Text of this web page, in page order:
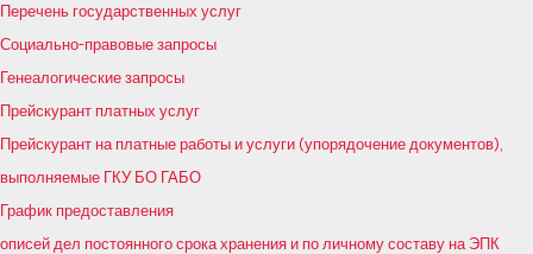
Перечень государственных услуг
Социально-правовые запросы
Генеалогические запросы
Прейскурант платных услуг
Прейскурант на платные работы и услуги (упорядочение документов),
выполняемые ГКУ БО ГАБО
График предоставления
описей дел постоянного срока хранения и по личному составу на ЭПК